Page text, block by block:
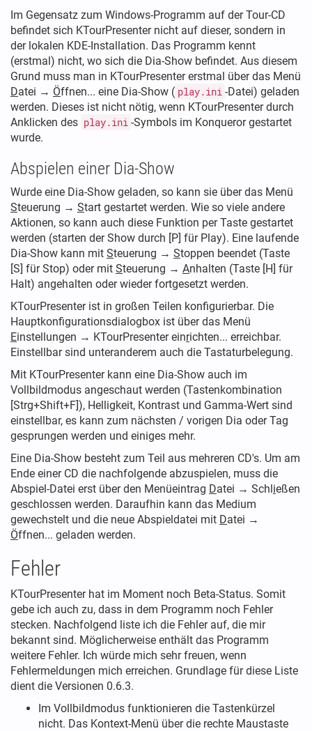
Im Gegensatz zum Windows-Programm auf der Tour-CD
befindet sich KTourPresenter nicht auf dieser, sondern in
der lokalen KDE-Installation. Das Programm kennt
(erstmal) nicht, wo sich die Dia-Show befindet. Aus diesem
Grund muss man in KTourPresenter erstmal über das Menü
Datei → Öffnen... eine Dia-Show ( play.ini -Datei) geladen
werden. Dieses ist nicht nötig, wenn KTourPresenter durch
Anklicken des play.ini -Symbols im Konqueror gestartet
wurde.
Abspielen einer Dia-Show
Wurde eine Dia-Show geladen, so kann sie über das Menü
Steuerung → Start gestartet werden. Wie so viele andere
Aktionen, so kann auch diese Funktion per Taste gestartet
werden (starten der Show durch [P] für Play). Eine laufende
Dia-Show kann mit Steuerung → Stoppen beendet (Taste
[S] für Stop) oder mit Steuerung → Anhalten (Taste [H] für
Halt) angehalten oder wieder fortgesetzt werden.
KTourPresenter ist in großen Teilen konfigurierbar. Die
Hauptkonfigurationsdialogbox ist über das Menü
Einstellungen → KTourPresenter einrichten... erreichbar.
Einstellbar sind unteranderem auch die Tastaturbelegung.
Mit KTourPresenter kann eine Dia-Show auch im
Vollbildmodus angeschaut werden (Tastenkombination
[Strg+Shift+F]), Helligkeit, Kontrast und Gamma-Wert sind
einstellbar, es kann zum nächsten / vorigen Dia oder Tag
gesprungen werden und einiges mehr.
Eine Dia-Show besteht zum Teil aus mehreren CD's. Um am
Ende einer CD die nachfolgende abzuspielen, muss die
Abspiel-Datei erst über den Menüeintrag Datei → Schließen
geschlossen werden. Daraufhin kann das Medium
gewechstelt und die neue Abspieldatei mit Datei →
Öffnen... geladen werden.
Fehler
KTourPresenter hat im Moment noch Beta-Status. Somit
gebe ich auch zu, dass in dem Programm noch Fehler
stecken. Nachfolgend liste ich die Fehler auf, die mir
bekannt sind. Möglicherweise enthält das Programm
weitere Fehler. Ich würde mich sehr freuen, wenn
Fehlermeldungen mich erreichen. Grundlage für diese Liste
dient die Versionen 0.6.3.
Im Vollbildmodus funktionieren die Tastenkürzel
nicht. Das Kontext-Menü über die rechte Maustaste